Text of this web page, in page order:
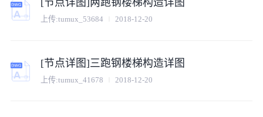
上传:tumux_53684 2018-12-20
[节点详图]三跑钢楼梯构造详图
上传:tumux_41678 2018-12-20